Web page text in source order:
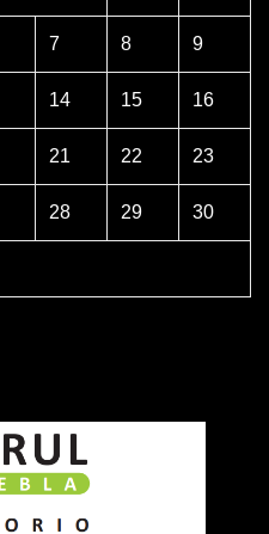
7 8 9
14 15 16
21 22 23
28 29 30